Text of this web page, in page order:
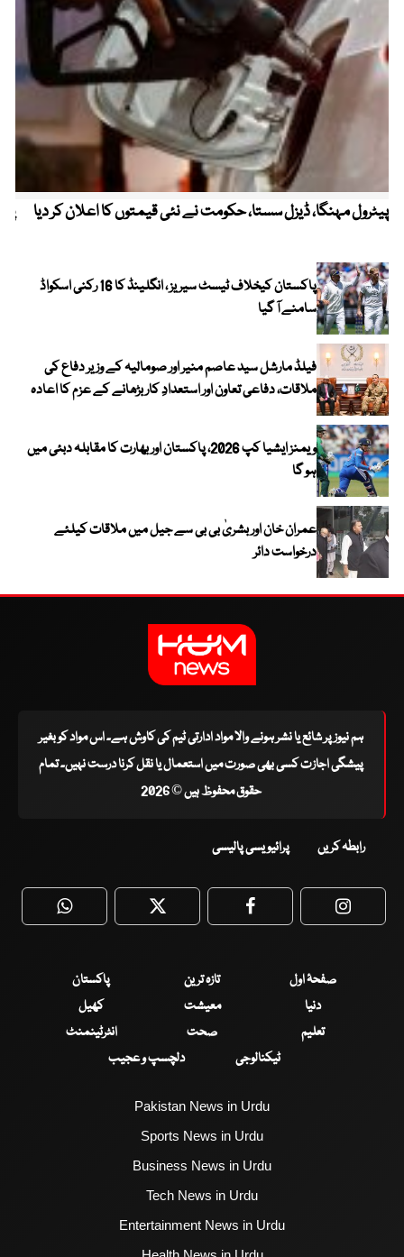
پیٹرول مہنگا، ڈیزل سستا، حکومت نے نئی قیمتوں کا اعلان کر دیا
پاکستان کیخلاف ٹیسٹ سیریز ، انگلینڈ کا 16 رکنی اسکواڈ
سامنے آ گیا
فیلڈ مارشل سید عاصم منیر اور صومالیہ کے وزیر دفاع کی
ملاقات، دفاعی تعاون اور استعدادِ کار بڑھانے کے عزم کا اعادہ
ویمنز ایشیا کپ 2026، پاکستان اور بھارت کا مقابلہ دبئی میں
ہو گا
عمران خان اور بشریٰ بی بی سے جیل میں ملاقات کیلئے
درخواست دائر
ہم نیوز پر شائع یا نشر ہونے والا مواد ادارتی ٹیم کی کاوش ہے۔ اس مواد کو بغیر
پیشگی اجازت کسی بھی صورت میں استعمال یا نقل کرنا درست نہیں۔ تمام
حقوق محفوظ ہیں © 2026
رابطہ کریں پرائیویسی پالیسی
WhatsApp Twitter Facebook
صفحۂ اول تازہ ترین
پاکستان
دنیا
معیشت
کھیل
تعلیم
صحت
انٹرٹینمنٹ
ٹیکنالوجی
دلچسپ و عجیب
Pakistan News in Urdu
Sports News in Urdu
Business News in Urdu
Tech News in Urdu
Entertainment News in Urdu